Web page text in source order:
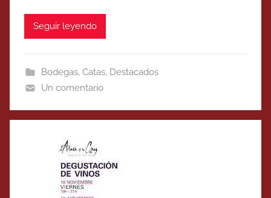
Seguir leyendo
Bodegas, Catas, Destacados
Un comentario